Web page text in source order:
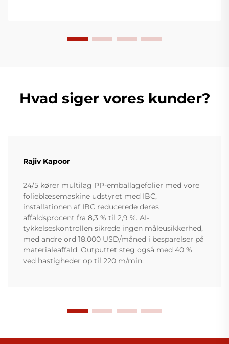
Hvad siger vores kunder?
Rajiv Kapoor
24/5 kører multilag PP-emballagefolier med vore
folieblæsemaskine udstyret med IBC,
installationen af IBC reducerede deres
affaldsprocent fra 8,3 % til 2,9 %. AI-
tykkelseskontrollen sikrede ingen måleusikkerhed,
med andre ord 18.000 USD/måned i besparelser på
materialeaffald. Outputtet steg også med 40 %
ved hastigheder op til 220 m/min.